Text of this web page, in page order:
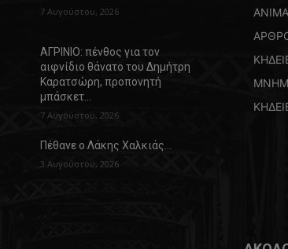
7 Αυγούστου, 2026
ΑΓΡΙΝΙΟ: πένθος για τον
αιφνίδιο θάνατο του Δημήτρη
Καρατσώρη, προπονητή
μπάσκετ…
7 Αυγούστου, 2026
Πέθανε ο Λάκης Χαλκιάς…
3 Αυγούστου, 2026